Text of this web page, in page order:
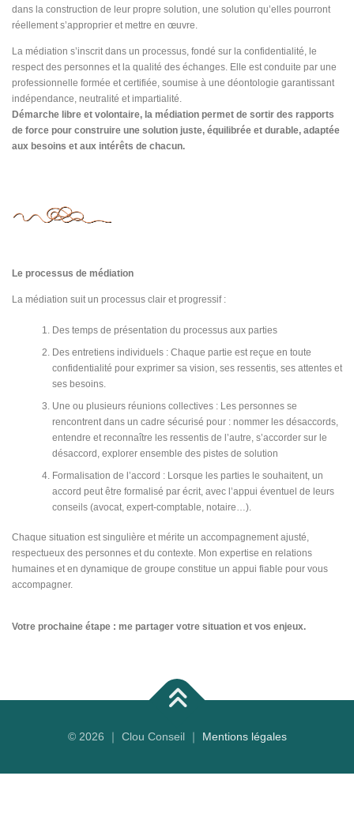
dans la construction de leur propre solution, une solution qu’elles pourront
réellement s’approprier et mettre en œuvre.
La médiation s’inscrit dans un processus, fondé sur la confidentialité, le
respect des personnes et la qualité des échanges. Elle est conduite par une
professionnelle formée et certifiée, soumise à une déontologie garantissant
indépendance, neutralité et impartialité.
Démarche libre et volontaire, la médiation permet de sortir des rapports
de force pour construire une solution juste, équilibrée et durable, adaptée
aux besoins et aux intérêts de chacun.
Le processus de médiation
La médiation suit un processus clair et progressif :
Des temps de présentation du processus aux parties
Des entretiens individuels : Chaque partie est reçue en toute
confidentialité pour exprimer sa vision, ses ressentis, ses attentes et
ses besoins.
Une ou plusieurs réunions collectives : Les personnes se
rencontrent dans un cadre sécurisé pour : nommer les désaccords,
entendre et reconnaître les ressentis de l’autre, s’accorder sur le
désaccord, explorer ensemble des pistes de solution
Formalisation de l’accord : Lorsque les parties le souhaitent, un
accord peut être formalisé par écrit, avec l’appui éventuel de leurs
conseils (avocat, expert-comptable, notaire…).
Chaque situation est singulière et mérite un accompagnement ajusté,
respectueux des personnes et du contexte. Mon expertise en relations
humaines et en dynamique de groupe constitue un appui fiable pour vous
accompagner.
Votre prochaine étape : me partager votre situation et vos enjeux.
© 2026 ｜ Clou Conseil ｜ Mentions légales